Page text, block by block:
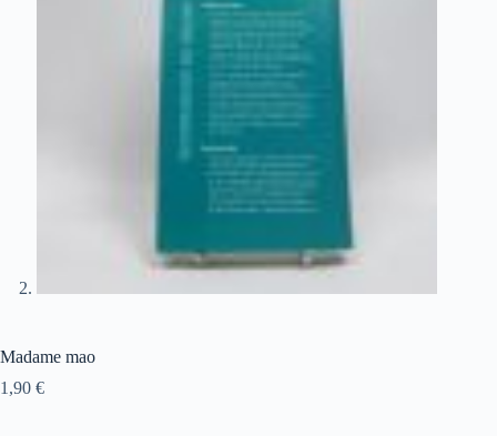
Madame mao
1,90 €